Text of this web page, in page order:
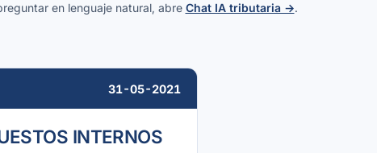
en lenguaje natural, abre Chat IA tributaria →.
31-05-2021
INTERNOS